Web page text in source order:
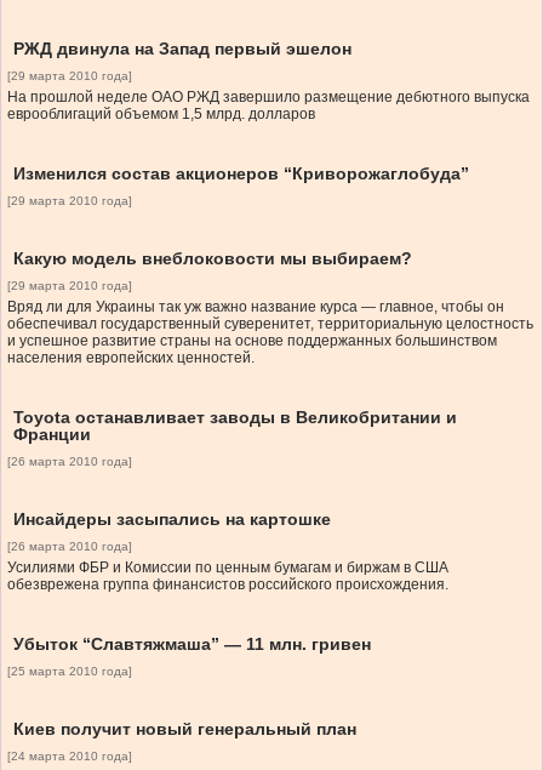
РЖД двинула на Запад первый эшелон
[29 марта 2010 года]
На прошлой неделе ОАО РЖД завершило размещение дебютного выпуска
еврооблигаций объемом 1,5 млрд. долларов
Изменился состав акционеров “Криворожаглобуда”
[29 марта 2010 года]
Какую модель внеблоковости мы выбираем?
[29 марта 2010 года]
Вряд ли для Украины так уж важно название курса — главное, чтобы он
обеспечивал государственный суверенитет, территориальную целостность
и успешное развитие страны на основе поддержанных большинством
населения европейских ценностей.
Toyota останавливает заводы в Великобритании и
Франции
[26 марта 2010 года]
Инсайдеры засыпались на картошке
[26 марта 2010 года]
Усилиями ФБР и Комиссии по ценным бумагам и биржам в США
обезврежена группа финансистов российского происхождения.
Убыток “Славтяжмаша” — 11 млн. гривен
[25 марта 2010 года]
Киев получит новый генеральный план
[24 марта 2010 года]